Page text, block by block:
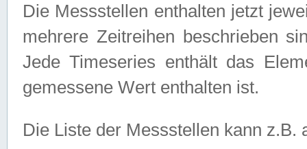
Die Messstellen enthalten jetzt
mehrere Zeitreihen beschrieben
Jede Timeseries enthält das
gemessene Wert enthalten ist.
Die Liste der Messstellen kann